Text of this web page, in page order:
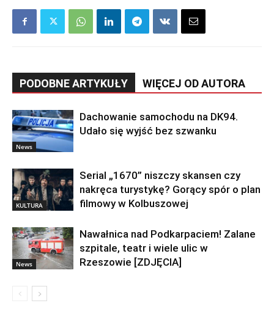
PODOBNE ARTYKUŁY WIĘCEJ OD AUTORA
News
Dachowanie samochodu na DK94.
Udało się wyjść bez szwanku
KULTURA
Serial „1670” niszczy skansen czy
nakręca turystykę? Gorący spór o plan
filmowy w Kolbuszowej
News
Nawałnica nad Podkarpaciem! Zalane
szpitale, teatr i wiele ulic w
Rzeszowie [ZDJĘCIA]